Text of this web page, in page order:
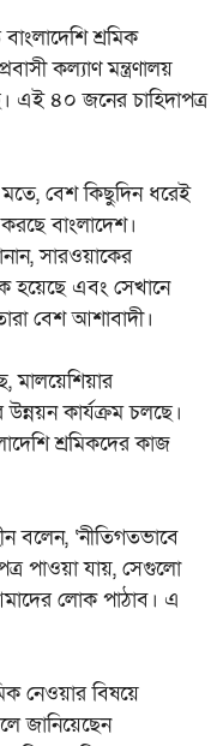
শ্রমিক
কল্যাণ মন্ত্রণালয়
এই ৪০ জনের চাহিদাপত্র
মতে, বেশ কিছুদিন ধরেই
বাংলাদেশ।
সারওয়াকের
হয়েছে এবং সেখানে
বেশ আশাবাদী।
মালয়েশিয়ার
কার্যক্রম চলছে।
শ্রমিকদের কাজ
বলেন, ‘নীতিগতভাবে
পাওয়া যায়, সেগুলো
লোক পাঠাব। এ
নেওয়ার বিষয়ে
জানিয়েছেন